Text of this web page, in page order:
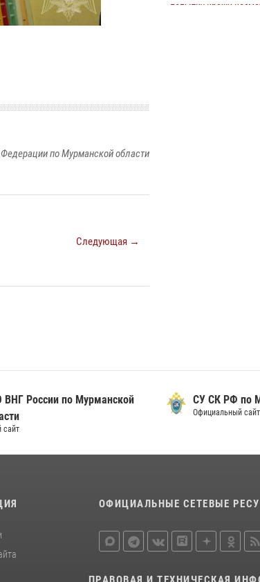
по Мурманской области
Следующая →
попытку кражи
В Мурманске
правосудия
ОВО ВНГ России по Мурманской
Официальный сайт
ОФИЦИАЛЬНЫЕ СЕТЕВЫЕ